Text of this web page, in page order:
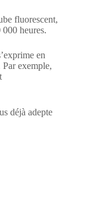
fluorescent,
heures.
en
exemple,
déjà adepte